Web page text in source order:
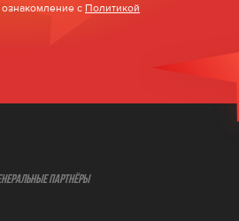
с Политикой
ПАРТНЁРЫ